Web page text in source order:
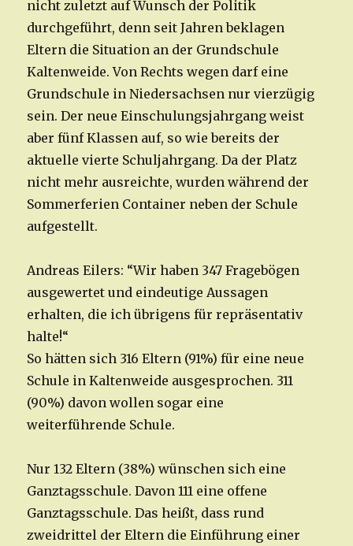
nicht zuletzt auf Wunsch der Politik
durchgeführt, denn seit Jahren beklagen
Eltern die Situation an der Grundschule
Kaltenweide. Von Rechts wegen darf eine
Grundschule in Niedersachsen nur vierzügig
sein. Der neue Einschulungsjahrgang weist
aber fünf Klassen auf, so wie bereits der
aktuelle vierte Schuljahrgang. Da der Platz
nicht mehr ausreichte, wurden während der
Sommerferien Container neben der Schule
aufgestellt.
Andreas Eilers: “Wir haben 347 Fragebögen
ausgewertet und eindeutige Aussagen
erhalten, die ich übrigens für repräsentativ
halte!“
So hätten sich 316 Eltern (91%) für eine neue
Schule in Kaltenweide ausgesprochen. 311
(90%) davon wollen sogar eine
weiterführende Schule.
Nur 132 Eltern (38%) wünschen sich eine
Ganztagsschule. Davon 111 eine offene
Ganztagsschule. Das heißt, dass rund
zweidrittel der Eltern die Einführung einer